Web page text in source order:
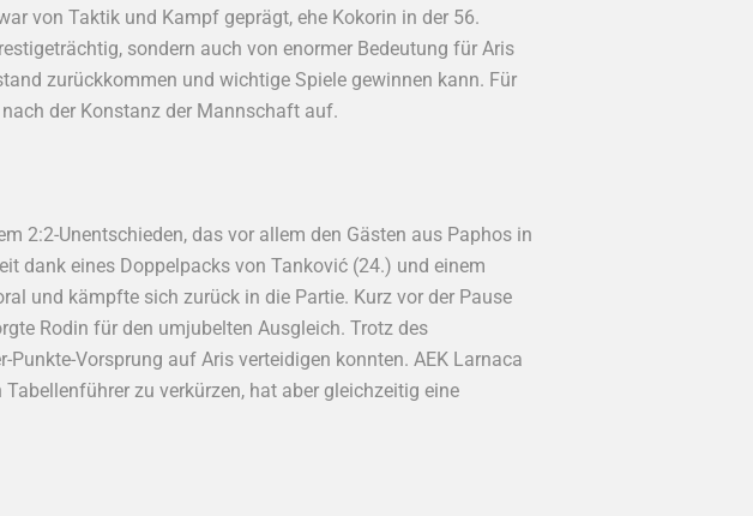
von Taktik und Kampf geprägt, ehe Kokorin in der 56.
sondern auch von enormer Bedeutung für Aris
zurückkommen und wichtige Spiele gewinnen kann. Für
der Konstanz der Mannschaft auf.
2:2-Unentschieden, das vor allem den Gästen aus Paphos in
dank eines Doppelpacks von Tanković (24.) und einem
und kämpfte sich zurück in die Partie. Kurz vor der Pause
Rodin für den umjubelten Ausgleich. Trotz des
Vorsprung auf Aris verteidigen konnten. AEK Larnaca
zu verkürzen, hat aber gleichzeitig eine